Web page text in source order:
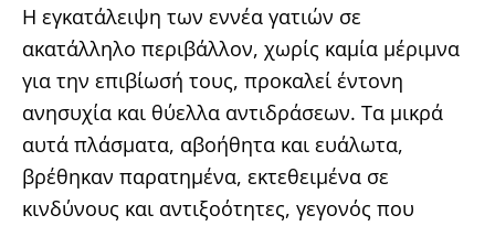
Η εγκατάλειψη των εννέα γατιών σε
ακατάλληλο περιβάλλον, χωρίς καμία μέριμνα
για την επιβίωσή τους, προκαλεί έντονη
ανησυχία και θύελλα αντιδράσεων. Τα μικρά
αυτά πλάσματα, αβοήθητα και ευάλωτα,
βρέθηκαν παρατημένα, εκτεθειμένα σε
κινδύνους και αντιξοότητες, γεγονός που